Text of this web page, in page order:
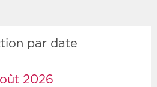
par date
2026